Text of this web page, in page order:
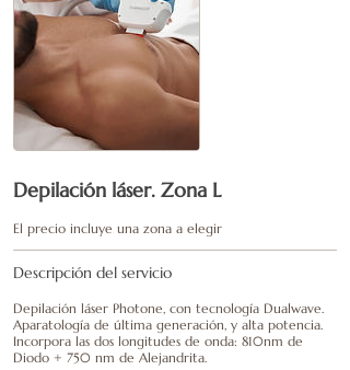
Depilación láser. Zona L
El precio incluye una zona a elegir
Descripción del servicio
Depilación láser Photone, con tecnología Dualwave.
Aparatología de última generación, y alta potencia.
Incorpora las dos longitudes de onda: 810nm de
Diodo + 750 nm de Alejandrita.